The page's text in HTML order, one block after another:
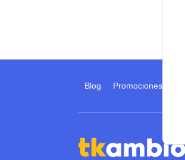
Blog Promociones